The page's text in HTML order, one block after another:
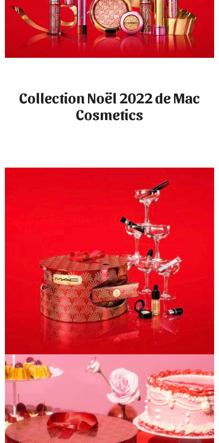
Collection Noël 2022 de Mac
Cosmetics